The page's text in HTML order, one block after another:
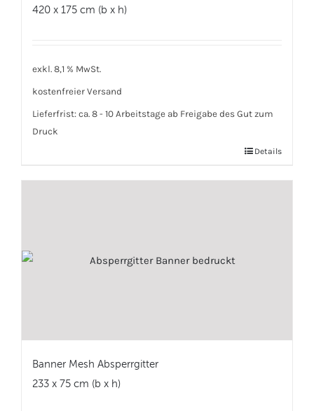
420 x 175 cm (b x h)
exkl. 8,1 % MwSt.
kostenfreier Versand
Lieferfrist: ca. 8 - 10 Arbeitstage ab Freigabe des Gut zum
Druck
Details
Banner Mesh Absperrgitter
233 x 75 cm (b x h)